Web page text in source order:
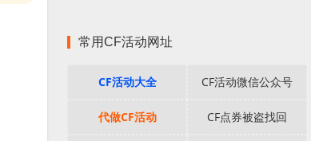
常用CF活动网址
CF活动大全 CF活动微信公众号
代做CF活动 CF点券被盗找回